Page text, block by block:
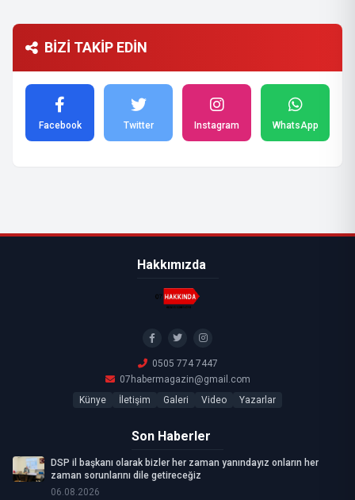
BİZİ TAKİP EDİN
Facebook Twitter Instagram WhatsApp
Hakkımızda
0505 774 7447
07habermagazin@gmail.com
Künye
İletişim Galeri Video Yazarlar
Son Haberler
DSP il başkanı olarak bizler her zaman yanındayız onların her
zaman sorunlarını dile getireceğiz
06.08.2026